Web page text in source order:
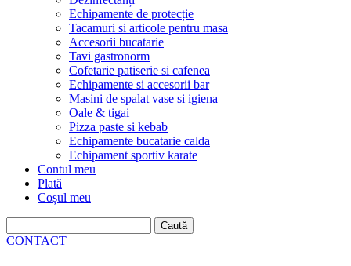
Echipamente de protecție
Tacamuri si articole pentru masa
Accesorii bucatarie
Tavi gastronorm
Cofetarie patiserie si cafenea
Echipamente si accesorii bar
Masini de spalat vase si igiena
Oale & tigai
Pizza paste si kebab
Echipamente bucatarie calda
Echipament sportiv karate
Contul meu
Plată
Coșul meu
după:
CONTACT